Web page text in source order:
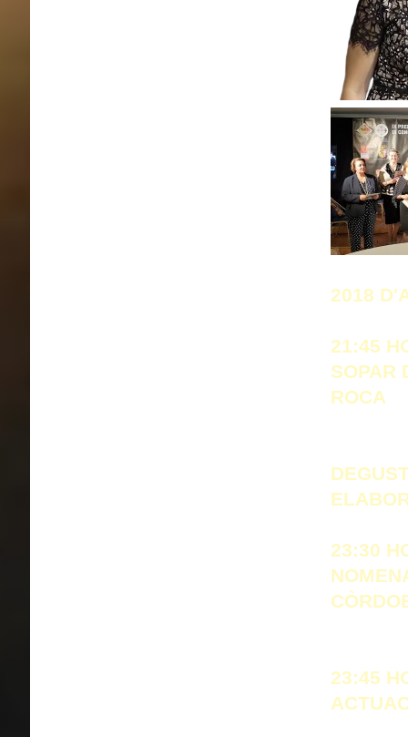
2018
21:45
SOPAR
ROCA
23:30
23:45